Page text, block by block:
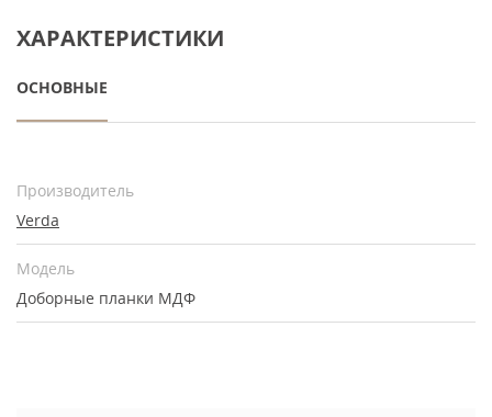
ХАРАКТЕРИСТИКИ
ОСНОВНЫЕ
Производитель
Verda
Модель
Доборные планки МДФ